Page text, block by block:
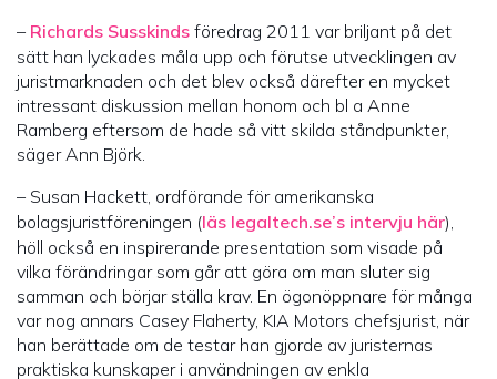
– Richards Susskinds föredrag 2011 var briljant på det
sätt han lyckades måla upp och förutse utvecklingen av
juristmarknaden och det blev också därefter en mycket
intressant diskussion mellan honom och bl a Anne
Ramberg eftersom de hade så vitt skilda ståndpunkter,
säger Ann Björk.
– Susan Hackett, ordförande för amerikanska
bolagsjuristföreningen (läs legaltech.se’s intervju här),
höll också en inspirerande presentation som visade på
vilka förändringar som går att göra om man sluter sig
samman och börjar ställa krav. En ögonöppnare för många
var nog annars Casey Flaherty, KIA Motors chefsjurist, när
han berättade om de testar han gjorde av juristernas
praktiska kunskaper i användningen av enkla